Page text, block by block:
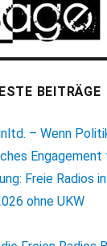
BEITRÄGE
– Wenn
Freie Radios
ohne UKW